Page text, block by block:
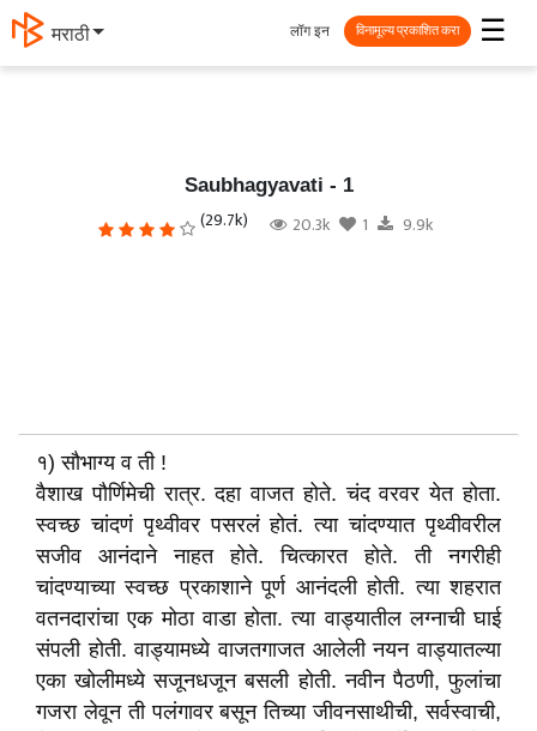
मराठी ☰
लॉग इन विनामूल्य प्रकाशित करा
Saubhagyavati - 1
(29.7k) 20.3k 1 9.9k
१) सौभाग्य व ती !
वैशाख पौर्णिमेची रात्र. दहा वाजत होते. चंद वरवर येत होता.
स्वच्छ चांदणं पृथ्वीवर पसरलं होतं. त्या चांदण्यात पृथ्वीवरील
सजीव आनंदाने नाहत होते. चित्कारत होते. ती नगरीही
चांदण्याच्या स्वच्छ प्रकाशाने पूर्ण आनंदली होती. त्या शहरात
वतनदारांचा एक मोठा वाडा होता. त्या वाड्यातील लग्नाची घाई
संपली होती. वाड्यामध्ये वाजतगाजत आलेली नयन वाड्यातल्या
एका खोलीमध्ये सजूनधजून बसली होती. नवीन पैठणी, फुलांचा
गजरा लेवून ती पलंगावर बसून तिच्या जीवनसाथीची, सर्वस्वाची,